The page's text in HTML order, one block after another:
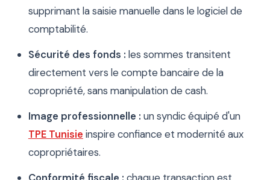
supprimant la saisie manuelle dans le logiciel de
comptabilité.
Sécurité des fonds : les sommes transitent
directement vers le compte bancaire de la
copropriété, sans manipulation de cash.
Image professionnelle : un syndic équipé d'un
TPE Tunisie inspire confiance et modernité aux
copropriétaires.